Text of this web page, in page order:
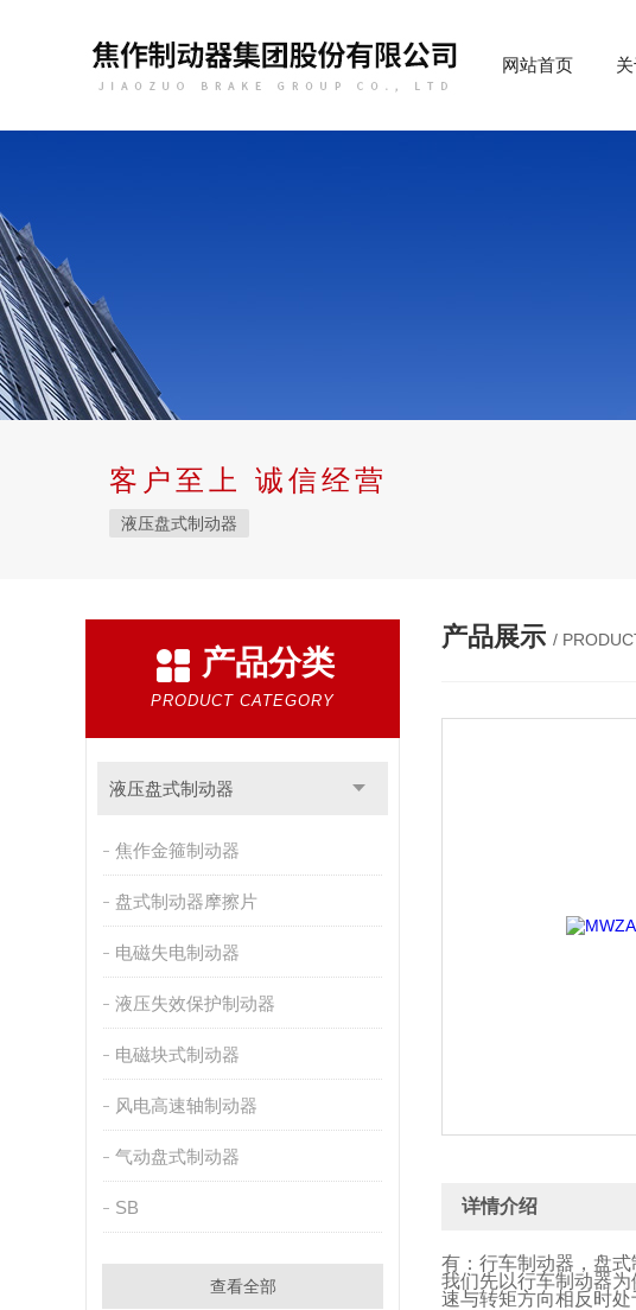
网站首页
客户至上 诚信经营
液压盘式制动器
产品分类
PRODUCT CATEGORY
液压盘式制动器
焦作金箍制动器
盘式制动器摩擦片
电磁失电制动器
液压失效保护制动器
电磁块式制动器
风电高速轴制动器
气动盘式制动器
SB
查看全部
产品展示 /
详情介绍
有：行车制动器，盘
我们先以行车制动器
速与转矩方向相反时